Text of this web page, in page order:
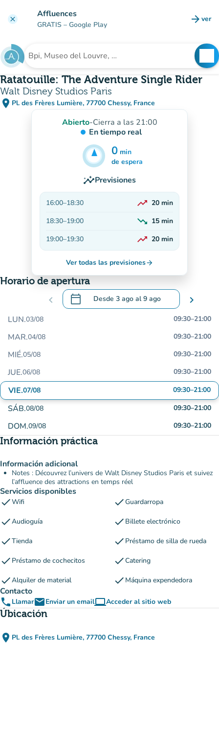
clear Affluences
GRATIS – Google Play arrow_forward ver
Buscar un establecimiento
Ratatouille: The Adventure Single Rider
Walt Disney Studios Paris
place Pl. des Frères Lumière, 77700 Chessy, France
(abrir en Google Maps)
(nueva pestaña)
Abierto-Cierra a las 21:00
En tiempo real
0 min
10min
de espera
insightsPrevisiones
16:00–18:30 trending_up 20 min
18:30–19:00 trending_down 15 min
19:00–19:30 trending_up
En aumento
20 min
Ver todas las previsionesarrow_forward
Horario de apertura
chevron_left calendar_today Desde 3 ago al9 ago
.Abra el calendario para cambiar las
chevron_right
LUN.03/08 09:30–21:00
MAR.04/08 09:30–21:00
MIÉ.05/08 09:30–21:00
JUE.06/08 09:30–21:00
VIE.07/08 09:30–21:00
SÁB.08/08 09:30–21:00
DOM.09/08 09:30–21:00
Información práctica
Información adicional
Notes : Découvrez l’univers de Walt Disney Studios Paris et suivez
l’affluence des attractions en temps réel
Servicios disponibles
checkWifi checkGuardarropa
checkAudioguía check Billete electrónico
checkTienda check Préstamo de silla de rueda
check Préstamo de cochecitos checkCatering
checkAlquiler de material check Máquina expendedora
Contacto
phone LlamaremailEnviar un emailcomputerAcceder al sitio web
(nueva pestaña)
Úbicación
place Pl. des Frères Lumière, 77700 Chessy, France
(abrir en Google Maps)
(nueva pestaña)